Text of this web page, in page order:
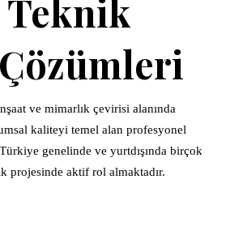
Teknik
ve mimarlık çevirisi alanında
kaliteyi temel alan profesyonel
genelinde ve yurtdışında birçok
projesinde aktif rol almaktadır.